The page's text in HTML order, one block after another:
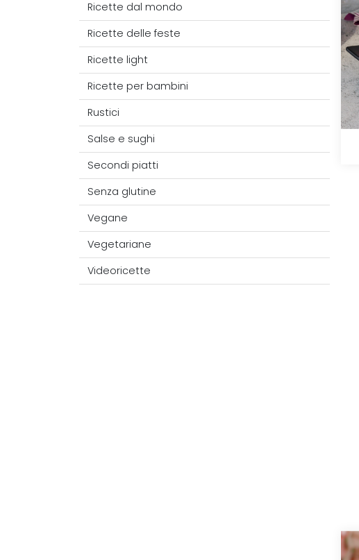
Ricette dal mondo
Ricette delle feste
Ricette light
Ricette per bambini
Rustici
Salse e sughi
Secondi piatti
Senza glutine
Vegane
Vegetariane
Videoricette